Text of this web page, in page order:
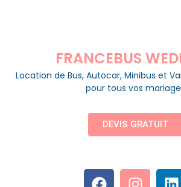
FRANCEBUS
Location de Bus, Autocar, Minibus et
pour tous vos
DEVIS GRATUIT